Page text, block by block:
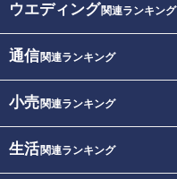
ウエディング関連ランキング
通信関連ランキング
小売関連ランキング
生活関連ランキング